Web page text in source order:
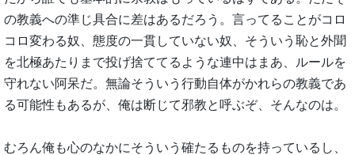
の教義への準じ具合に差はあるだろう。言ってることがコロ
コロ変わる奴、態度の一貫していない奴、そういう恥と外聞
を北極あたりまで投げ捨ててるような連中はまあ、ルールを
守れない阿呆だ。無論そういう行動自体がかれらの教義であ
る可能性もあるが、俺は断じて邪教と呼ぶぞ、そんなのは。
むろん俺も心のなかにそういう確たるものを持っているし、